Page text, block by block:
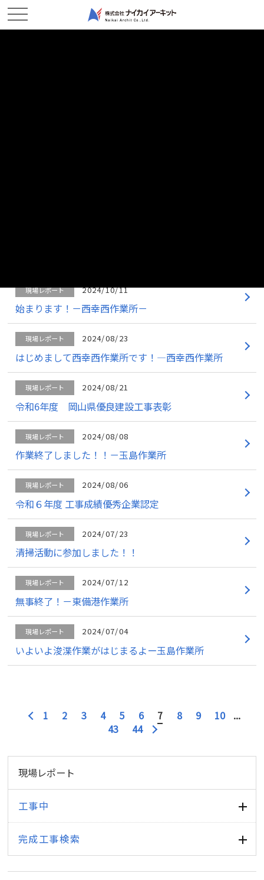
現場レポート 2024/10/11
始まります！－西幸西作業所－
現場レポート 2024/08/23
はじめまして西幸西作業所です！―西幸西作業所
現場レポート 2024/08/21
令和6年度 岡山県優良建設工事表彰
現場レポート 2024/08/08
作業終了しました！！－玉島作業所
現場レポート 2024/08/06
令和６年度 工事成績優秀企業認定
現場レポート 2024/07/23
清掃活動に参加しました！！
現場レポート 2024/07/12
無事終了！－東備港作業所
現場レポート 2024/07/04
いよいよ浚渫作業がはじまるよー玉島作業所
1 2 3 4 5 6 7 8 9 10
...
43
44
現場レポート
工事中
完成工事検索